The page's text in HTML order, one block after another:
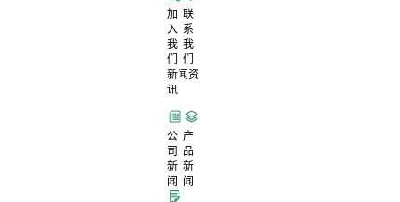
加
入
我
们
联
系
我
们
新闻资
讯
公
司
新
闻
产
品
新
闻